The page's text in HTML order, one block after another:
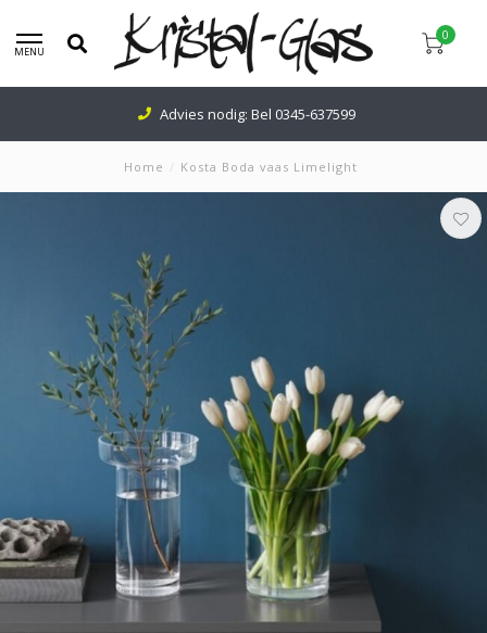
MENU
0
Advies nodig: Bel0345-637599
Home / Kosta Boda vaas Limelight